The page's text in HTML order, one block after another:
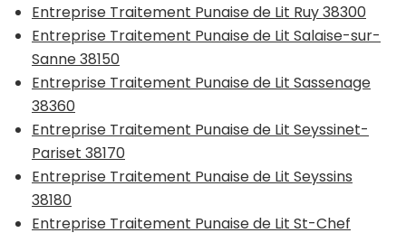
Entreprise Traitement Punaise de Lit Ruy 38300
Entreprise Traitement Punaise de Lit Salaise-sur-
Sanne 38150
Entreprise Traitement Punaise de Lit Sassenage
38360
Entreprise Traitement Punaise de Lit Seyssinet-
Pariset 38170
Entreprise Traitement Punaise de Lit Seyssins
38180
Entreprise Traitement Punaise de Lit St-Chef